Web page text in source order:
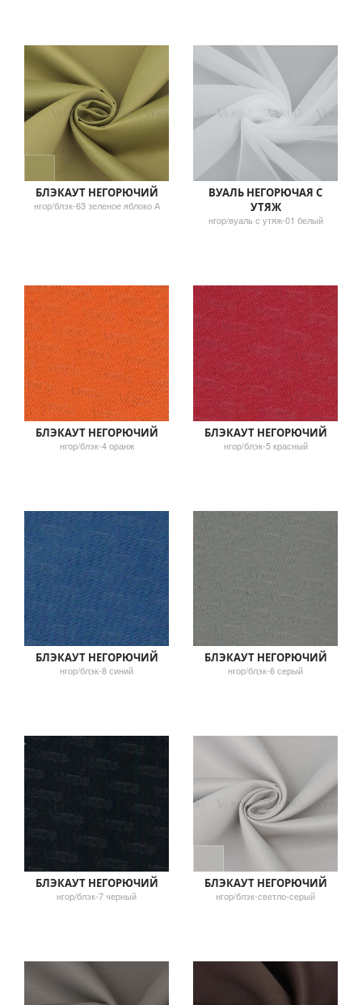
БЛЭКАУТ НЕГОРЮЧИЙ
нгор/блэк-63 зеленое яблоко А
ВУАЛЬ НЕГОРЮЧАЯ С
УТЯЖ
нгор/вуаль с утяж-01 белый
БЛЭКАУТ НЕГОРЮЧИЙ
нгор/блэк-4 оранж
БЛЭКАУТ НЕГОРЮЧИЙ
нгор/блэк-5 красный
БЛЭКАУТ НЕГОРЮЧИЙ
нгор/блэк-8 синий
БЛЭКАУТ НЕГОРЮЧИЙ
нгор/блэк-6 серый
БЛЭКАУТ НЕГОРЮЧИЙ
нгор/блэк-7 черный
БЛЭКАУТ НЕГОРЮЧИЙ
нгор/блэк-светло-серый